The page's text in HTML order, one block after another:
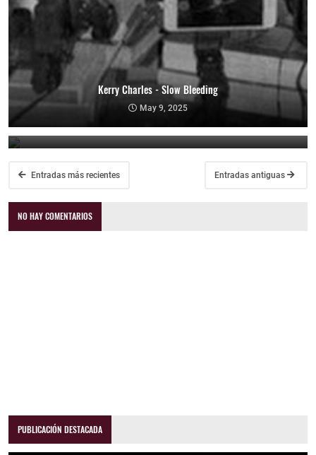
Kerry Charles - Slow Bleeding
May 9, 2025
Natalie Clark - KID
April 8, 2025
Entradas más recientes Entradas antiguas
NO HAY COMENTARIOS
PUBLICACIÓN DESTACADA